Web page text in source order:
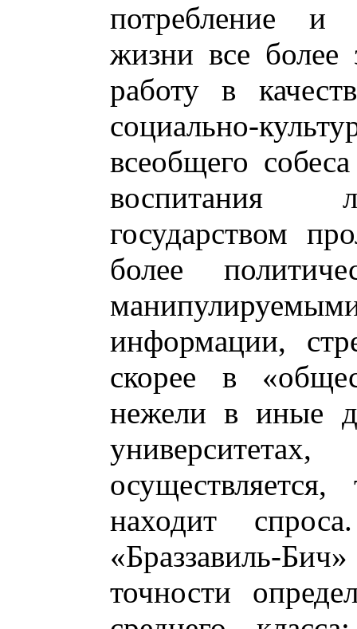
потребление и
жизни все более
работу в
социально-
всеобщего
воспитания
государством
более
информации,
скорее в
нежели в иные
находит
«Браззавиль-
точности